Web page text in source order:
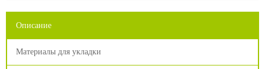
Описание
Материалы для укладки